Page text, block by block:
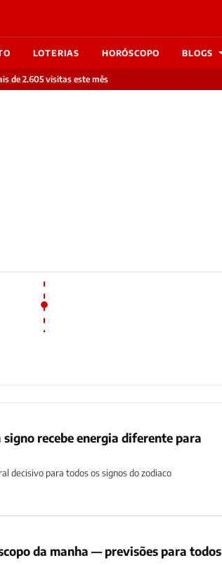
LOTERIAS HORÓSCOPO BLOGS
de 2.605 visitas este mês
decisivo para todos os signos do zodiaco
da manha — previsões para todos